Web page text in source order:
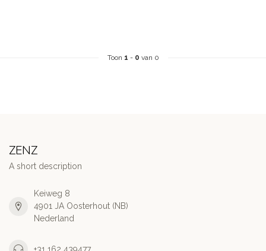
Toon 1 - 0 van 0
ZENZ
A short description
Keiweg 8
4901 JA Oosterhout (NB)
Nederland
+31 162 439477